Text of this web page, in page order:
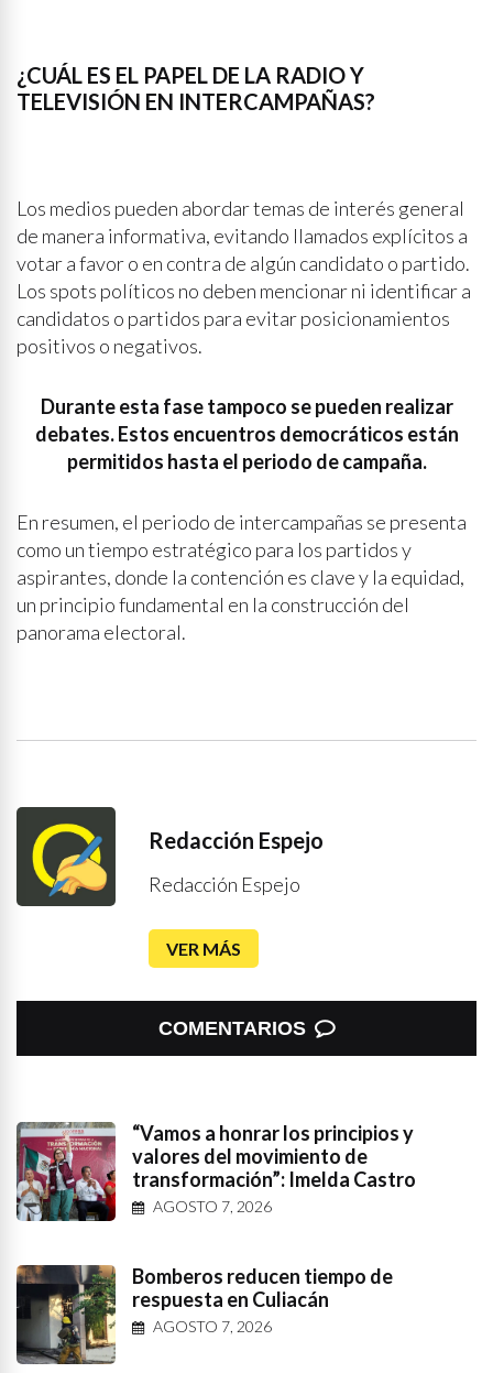
¿CUÁL ES EL PAPEL DE LA RADIO Y
TELEVISIÓN EN INTERCAMPAÑAS?
Los medios pueden abordar temas de interés general
de manera informativa, evitando llamados explícitos a
votar a favor o en contra de algún candidato o partido.
Los spots políticos no deben mencionar ni identificar a
candidatos o partidos para evitar posicionamientos
positivos o negativos.
Durante esta fase tampoco se pueden realizar
debates. Estos encuentros democráticos están
permitidos hasta el periodo de campaña.
En resumen, el periodo de intercampañas se presenta
como un tiempo estratégico para los partidos y
aspirantes, donde la contención es clave y la equidad,
un principio fundamental en la construcción del
panorama electoral.
Redacción Espejo
Redacción Espejo
VER MÁS
COMENTARIOS
“Vamos a honrar los principios y
valores del movimiento de
transformación”: Imelda Castro
AGOSTO 7, 2026
Bomberos reducen tiempo de
respuesta en Culiacán
AGOSTO 7, 2026